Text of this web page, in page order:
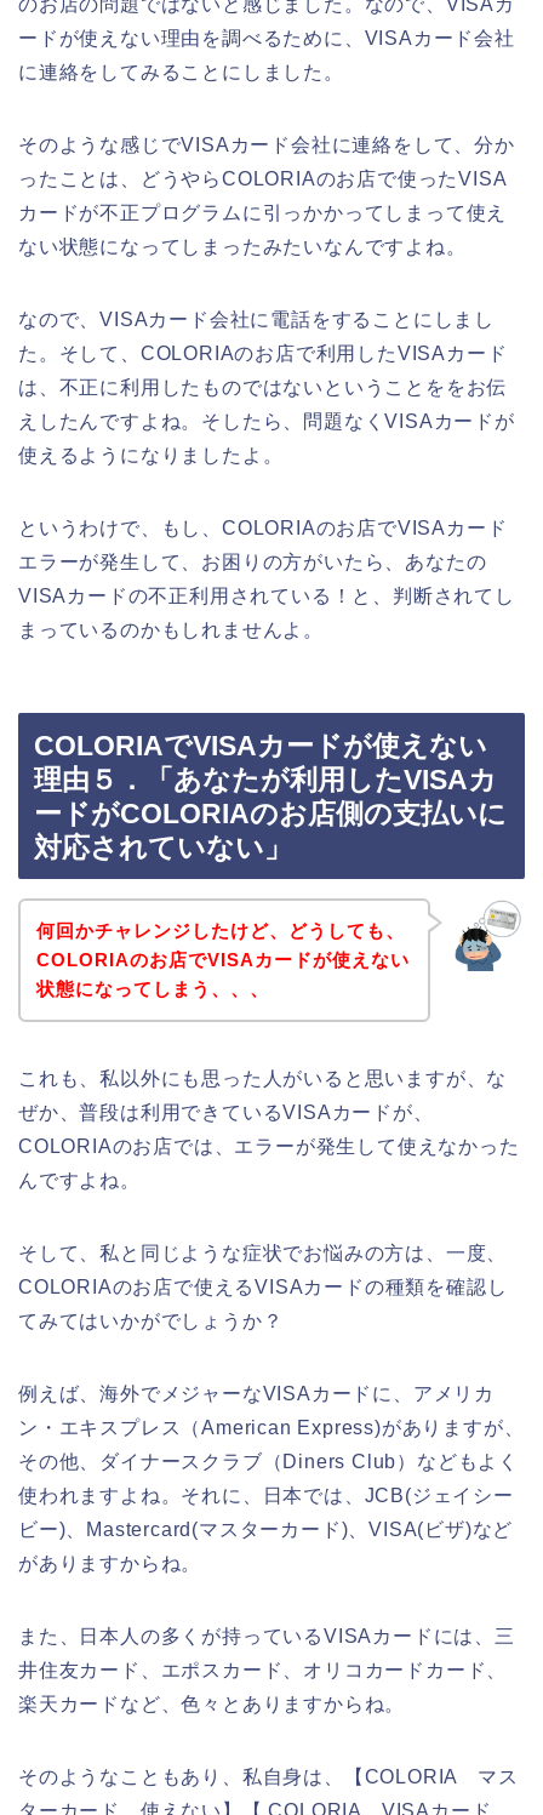
ードが使えない理由を調べるために、VISAカード会社
に連絡をしてみることにしました。
そのような感じでVISAカード会社に連絡をして、分か
ったことは、どうやらCOLORIAのお店で使ったVISA
カードが不正プログラムに引っかかってしまって使え
ない状態になってしまったみたいなんですよね。
なので、VISAカード会社に電話をすることにしまし
た。そして、COLORIAのお店で利用したVISAカード
は、不正に利用したものではないということををお伝
えしたんですよね。そしたら、問題なくVISAカードが
使えるようになりましたよ。
というわけで、もし、COLORIAのお店でVISAカード
エラーが発生して、お困りの方がいたら、あなたの
VISAカードの不正利用されている！と、判断されてし
まっているのかもしれませんよ。
COLORIAでVISAカードが使えない
理由５．「あなたが利用したVISAカ
ードがCOLORIAのお店側の支払いに
対応されていない」
何回かチャレンジしたけど、どうしても、
COLORIAのお店でVISAカードが使えない
状態になってしまう、、、
これも、私以外にも思った人がいると思いますが、な
ぜか、普段は利用できているVISAカードが、
COLORIAのお店では、エラーが発生して使えなかった
んですよね。
そして、私と同じような症状でお悩みの方は、一度、
COLORIAのお店で使えるVISAカードの種類を確認し
てみてはいかがでしょうか？
例えば、海外でメジャーなVISAカードに、アメリカ
ン・エキスプレス（American Express)がありますが、
その他、ダイナースクラブ（Diners Club）などもよく
使われますよね。それに、日本では、JCB(ジェイシー
ビー)、Mastercard(マスターカード)、VISA(ビザ)など
がありますからね。
また、日本人の多くが持っているVISAカードには、三
井住友カード、エポスカード、オリコカードカード、
楽天カードなど、色々とありますからね。
そのようなこともあり、私自身は、【COLORIA マス
ターカード 使えない】【 COLORIA VISAカード